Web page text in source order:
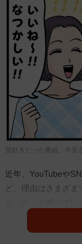
昔好きだった番組、今見
近年、YouTubeや
ど、理由はさまざま
東京都在住の主婦E